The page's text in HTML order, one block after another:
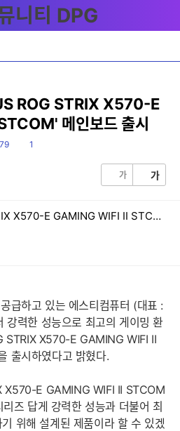
ROG STRIX X570-E
메인보드 출시
댓1
가 가
ASUS ROG STRIX X570-E GAMING WIFI II STCOM
급하고 있는 에스티컴퓨터 (대표 :
강력한 성능으로 최고의 게이밍 환
STRIX X570-E GAMING WIFI II
출시하였다고 밝혔다.
X570-E GAMING WIFI II STCOM
즈 답게 강력한 성능과 더불어 최
위해 설계된 제품이라 할 수 있겠